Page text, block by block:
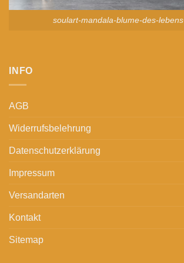
soulart-mandala-blume-des-
INFO
AGB
Widerrufsbelehrung
Datenschutzerklärung
Impressum
Versandarten
Kontakt
Sitemap